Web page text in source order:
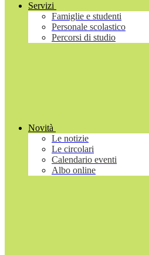
Servizi
Famiglie e studenti
Personale scolastico
Percorsi di studio
Novità
Le notizie
Le circolari
Calendario eventi
Albo online